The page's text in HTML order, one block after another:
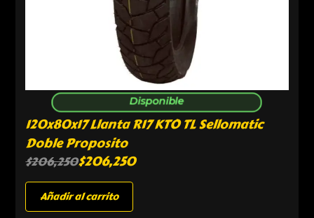
Disponible
120x80x17 Llanta R17 KTO TL Sellomatic
Doble Proposito
$206,250$206,250
Añadir al carrito